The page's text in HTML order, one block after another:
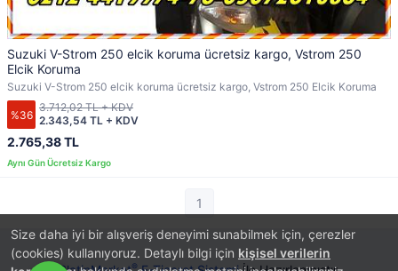
Size daha iyi bir alışveriş deneyimi sunabilmek için, çerezler
(cookies) kullanıyoruz. Detaylı bilgi için kişisel verilerin
Suzuki V-Strom 250 elcik koruma ücretsiz kargo, Vstrom 250
Elcik Koruma
Suzuki V-Strom 250 elcik koruma ücretsiz kargo, Vstrom 250 Elcik Koruma
%36
2.765,38 TL
2.343,54 TL + KDV
3.712,02 TL + KDV
1
®